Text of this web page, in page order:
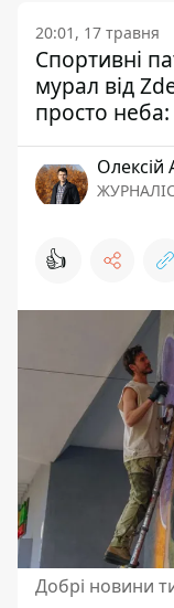
20:01, 17 травня
Спортивні
мурал від
просто
Олексій
👍
Добрі новини